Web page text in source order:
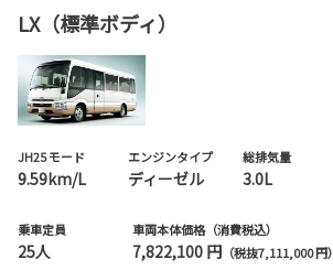
LX（標準ボディ）
JH25 モード
9.59km/L
エンジンタイプ
ディーゼル
総排気量
3.0L
乗車定員
25人
車両本体価格（消費税込）
7,822,100 円（税抜7,111,000 円）